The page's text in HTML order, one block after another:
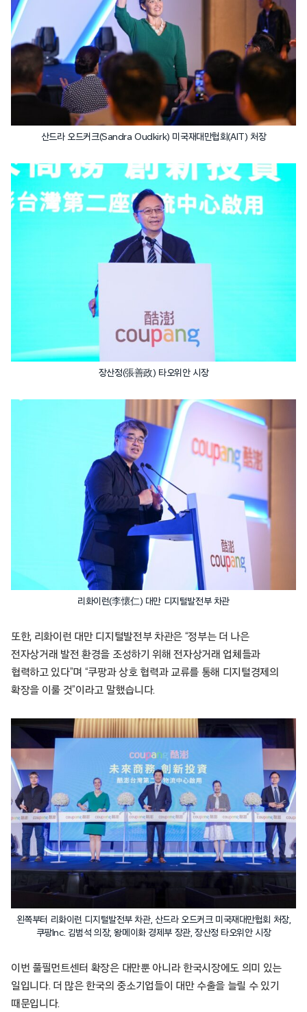
산드라 오드커크(Sandra Oudkirk) 미국재대만협회(AIT) 처장
장산정(張善政) 타오위안 시장
리화이런(李懷仁) 대만 디지털발전부 차관
또한, 리화이런 대만 디지털발전부 차관은 “정부는 더 나은
전자상거래 발전 환경을 조성하기 위해 전자상거래 업체들과
협력하고 있다”며 “쿠팡과 상호 협력과 교류를 통해 디지털경제의
확장을 이룰 것”이라고 말했습니다.
왼쪽부터 리화이런 디지털발전부 차관, 산드라 오드커크 미국재대만협회 처장,
쿠팡Inc. 김범석 의장, 왕메이화 경제부 장관, 장산정 타오위안 시장
이번 풀필먼트센터 확장은 대만뿐 아니라 한국시장에도 의미 있는
일입니다. 더 많은 한국의 중소기업들이 대만 수출을 늘릴 수 있기
때문입니다.